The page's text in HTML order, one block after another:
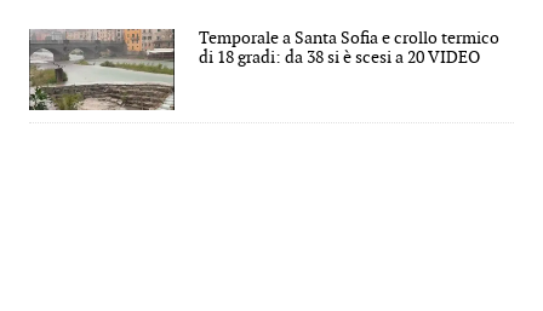
Temporale a Santa Sofia e crollo termico
di 18 gradi: da 38 si è scesi a 20 VIDEO